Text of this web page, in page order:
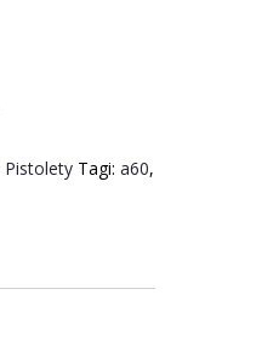
Pistolety Tagi: a60,